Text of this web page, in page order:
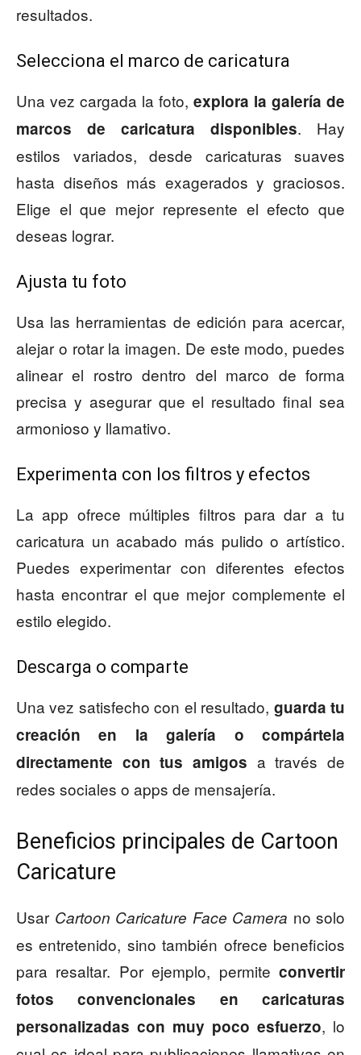
resultados.
Selecciona el marco de caricatura
Una vez cargada la foto, explora la galería de
marcos de caricatura disponibles. Hay
estilos variados, desde caricaturas suaves
hasta diseños más exagerados y graciosos.
Elige el que mejor represente el efecto que
deseas lograr.
Ajusta tu foto
Usa las herramientas de edición para acercar,
alejar o rotar la imagen. De este modo, puedes
alinear el rostro dentro del marco de forma
precisa y asegurar que el resultado final sea
armonioso y llamativo.
Experimenta con los filtros y efectos
La app ofrece múltiples filtros para dar a tu
caricatura un acabado más pulido o artístico.
Puedes experimentar con diferentes efectos
hasta encontrar el que mejor complemente el
estilo elegido.
Descarga o comparte
Una vez satisfecho con el resultado, guarda tu
creación en la galería o compártela
directamente con tus amigos a través de
redes sociales o apps de mensajería.
Beneficios principales de Cartoon
Caricature
Usar Cartoon Caricature Face Camera no solo
es entretenido, sino también ofrece beneficios
para resaltar. Por ejemplo, permite convertir
fotos convencionales en caricaturas
personalizadas con muy poco esfuerzo, lo